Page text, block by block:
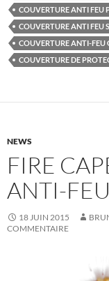
COUVERTURE ANTI FEU
COUVERTURE ANTI FEU
COUVERTURE ANTI-FEU
COUVERTURE DE
NEWS
FIRE
ANTI-FEU
18 JUIN 2015
COMMENTAIRE